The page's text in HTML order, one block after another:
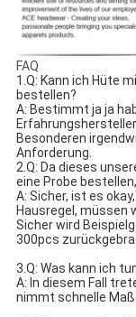
FAQ
1.Q: Kann ich Hüte
bestellen?
A: Bestimmt ja ja
Besonderen
Anforderung.
2.Q: Da dieses
eine Probe
A: Sicher, ist es
Hausregel, müssen
Sicher wird
300pcs
3.Q: Was kann ich
A: In diesem Fall
nimmt schnelle